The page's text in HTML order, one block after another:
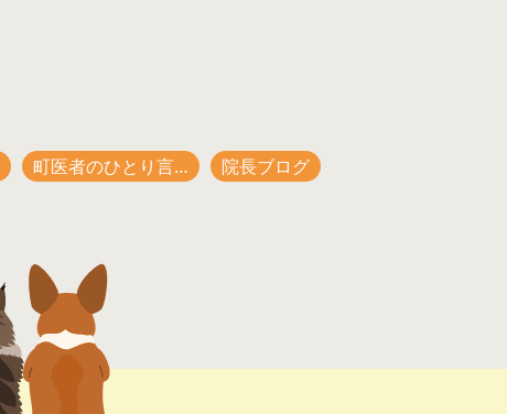
町医者のひとり言… 院長ブログ